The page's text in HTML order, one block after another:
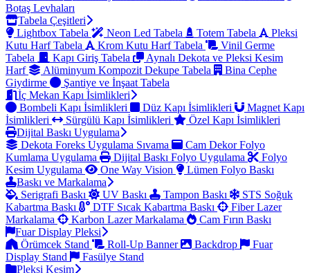
Botaş Levhaları
Tabela Çeşitleri
Lightbox Tabela
Neon Led Tabela Totem Tabela
Pleksi
Kutu Harf Tabela
Krom Kutu Harf Tabela
Vinil Germe
Tabela
Kapı Giriş Tabela
Aynalı Dekota ve Pleksi Kesim
Harf
Alüminyum Kompozit Dekupe Tabela
Bina Cephe
Giydirme
Şantiye ve İnşaat Tabela
İç Mekan Kapı İsimlikleri
Bombeli Kapı İsimlikleri
Düz Kapı İsimlikleri
Magnet Kapı
İsimlikleri
Sürgülü Kapı İsimlikleri
Özel Kapı İsimlikleri
Dijital Baskı Uygulama
Dekota Foreks Uygulama Sıvama
Cam Dekor Folyo
Kumlama Uygulama
Dijital Baskı Folyo Uygulama
Folyo
Kesim Uygulama
One Way Vision
Lümen Folyo Baskı
Baskı ve Markalama
Serigrafi Baskı
UV Baskı Tampon Baskı
STS Soğuk
Kabartma Baskı
DTF Sıcak Kabartma Baskı
Fiber Lazer
Markalama
Karbon Lazer Markalama
Cam Fırın Baskı
Fuar Display Pleksi
Örümcek Stand
Roll-Up Banner Backdrop
Fuar
Display Stand
Fasülye Stand
Pleksi Kesim